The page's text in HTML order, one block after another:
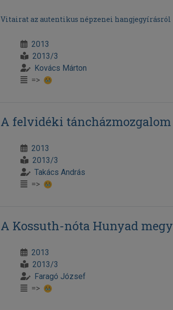
Vitairat az autentikus népzenei hangjegyírásról
2013
2013/3
Kovács Márton
=>
A felvidéki táncházmozgalom
2013
2013/3
Takács András
=>
A Kossuth-nóta Hunyad
2013
2013/3
Faragó József
=>